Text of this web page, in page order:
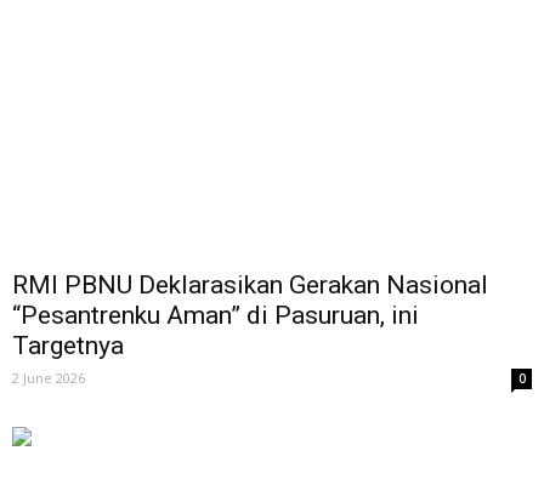
​RMI PBNU Deklarasikan Gerakan Nasional
“Pesantrenku Aman” di Pasuruan, ini
Targetnya
2 June 2026 0